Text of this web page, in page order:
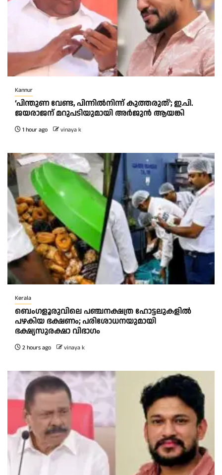
Kannur
‘പിന്തുണ വേണ്ട, പിന്നിൽനിന്ന് കുത്തരുത്’; ഇ.പി.
ജയരാജന് മറുപടിയുമായി അർജുൻ ആയങ്കി
1 hour ago vinaya k
Kerala
ബെംഗളൂരുവിലെ പഞ്ചനക്ഷത്ര ഹോട്ടലുകളിൽ
പഴകിയ ഭക്ഷണം; പരിശോധനയുമായി
ഭക്ഷ്യസുരക്ഷാ വിഭാഗം
2 hours ago vinaya k